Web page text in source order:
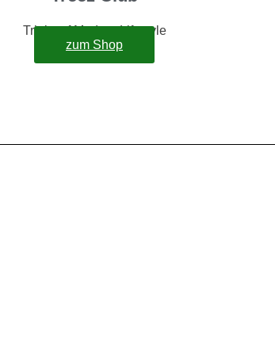
Trinity of Modern Lifestyle
zum Shop